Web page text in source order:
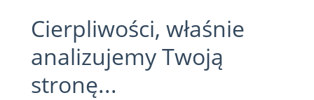
Cierpliwości, właśnie
analizujemy Twoją
stronę...